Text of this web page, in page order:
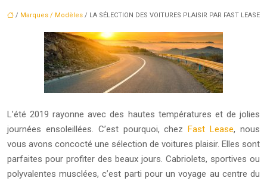
/ Marques / Modèles / LA SÉLECTION DES VOITURES PLAISIR PAR FAST LEASE
L’été 2019 rayonne avec des hautes températures et de jolies
journées ensoleillées. C’est pourquoi, chez Fast Lease, nous
vous avons concocté une sélection de voitures plaisir. Elles sont
parfaites pour profiter des beaux jours. Cabriolets, sportives ou
polyvalentes musclées, c’est parti pour un voyage au centre du